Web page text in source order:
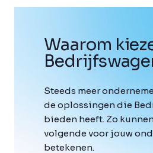
Waarom
Steeds meer
de oplossingen die
bieden heeft. Zo
volgende voor jouw
betekenen.